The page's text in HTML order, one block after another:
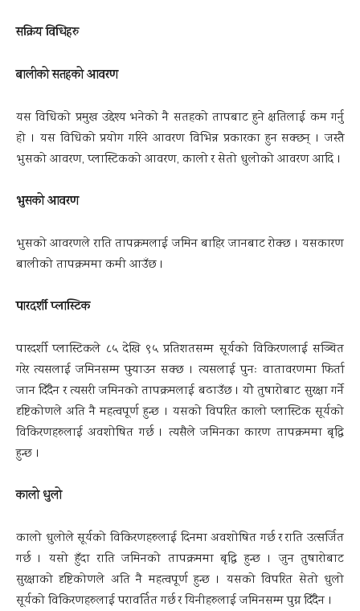
सक्रिय विधिहरु
बालीको सतहको आवरण
यस विधिको प्रमुख उद्देश्य भनेको नै सतहको तापबाट हुने क्षतिलाई कम गर्नु
हो । यस विधिको प्रयोग गरिने आवरण विभिन्न प्रकारका हुन सक्छन् । जस्तै
भुसको आवरण, प्लास्टिकको आवरण, कालो र सेतो धुलोको आवरण आदि ।
भुसको आवरण
भुसको आवरणले राति तापक्रमलाई जमिन बाहिर जानबाट रोक्छ । यसकारण
बालीको तापक्रममा कमी आउँछ ।
पारदर्शी प्लास्टिक
पारदर्शी प्लास्टिकले ८५ देखि ९५ प्रतिशतसम्म सूर्यको विकिरणलाई सञ्चित
गरेर त्यसलाई जमिनसम्म पुर्‍याउन सक्छ । त्यसलाई पुनः वातावरणमा फिर्ता
जान दिँदैन र त्यसरी जमिनको तापक्रमलाई बढाउँछ । योे तुषारोबाट सुरक्षा गर्ने
दृष्टिकोणले अति नै महत्वपूर्ण हुन्छ । यसको विपरित कालो प्लास्टिक सूर्यको
विकिरणहरुलाई अवशोषित गर्छ । त्यसैले जमिनका कारण तापक्रममा बृद्धि
हुन्छ ।
कालो धुलो
कालो धुलोले सूर्यको विकिरणहरुलाई दिनमा अवशोषित गर्छ र राति उत्सर्जित
गर्छ । यसो हुँदा राति जमिनको तापक्रममा बृद्धि हुन्छ । जुन तुषारोबाट
सुरक्षाको दृष्टिकोणले अति नै महत्वपूर्ण हुन्छ । यसको विपरित सेतो धुलो
सूर्यको विकिरणहरुलाई परावर्तित गर्छ र यिनीहरुलाई जमिनसम्म पुग्न दिँदैन ।